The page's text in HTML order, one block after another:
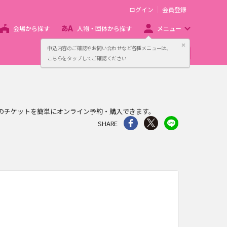
申込内容のご確認やお問い合わせなど各種メニューは、
こちらをタップしてご確認ください
閉じる
ログイン 会員登録
会場から探す 人物・団体から探す メニュー
主催者向け販売サービス
ケットを簡単にオンライン予約・購入できます。
SHARE
シェア Twitter